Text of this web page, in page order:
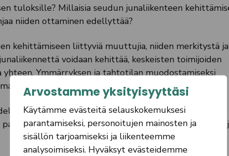
Arvostamme yksityisyyttäsi
Käytämme evästeitä selauskokemuksesi
parantamiseksi, personoitujen mainosten ja
sisällön tarjoamiseksi ja liikenteemme
analysoimiseksi. Hyväksyt evästeidemme
tuloksille? Millaisia seudun junaliikenteen
niiden ottaminen edellyttää?
kehittämiseen liittyviä muuttujia, niiden merkitystä ja
voidaan kehittää, keskeisten toimijoiden
Ymmärryksen ja tahtotilan muodostamiseksi
Se riippuu täysin siitä, mitä junaliikenteeltä
sen kehittämiseen. Entä kuinka paljon on